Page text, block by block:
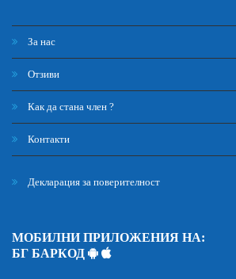
За нас
Отзиви
Как да стана член ?
Контакти
Декларация за поверителност
МОБИЛНИ ПРИЛОЖЕНИЯ НА:
БГ БАРКОД